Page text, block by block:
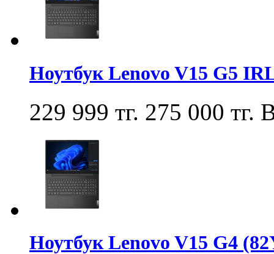
Ноутбук Lenovo V15 G5
229 999 тг. 275 000 тг.
Ноутбук Lenovo V15 G4